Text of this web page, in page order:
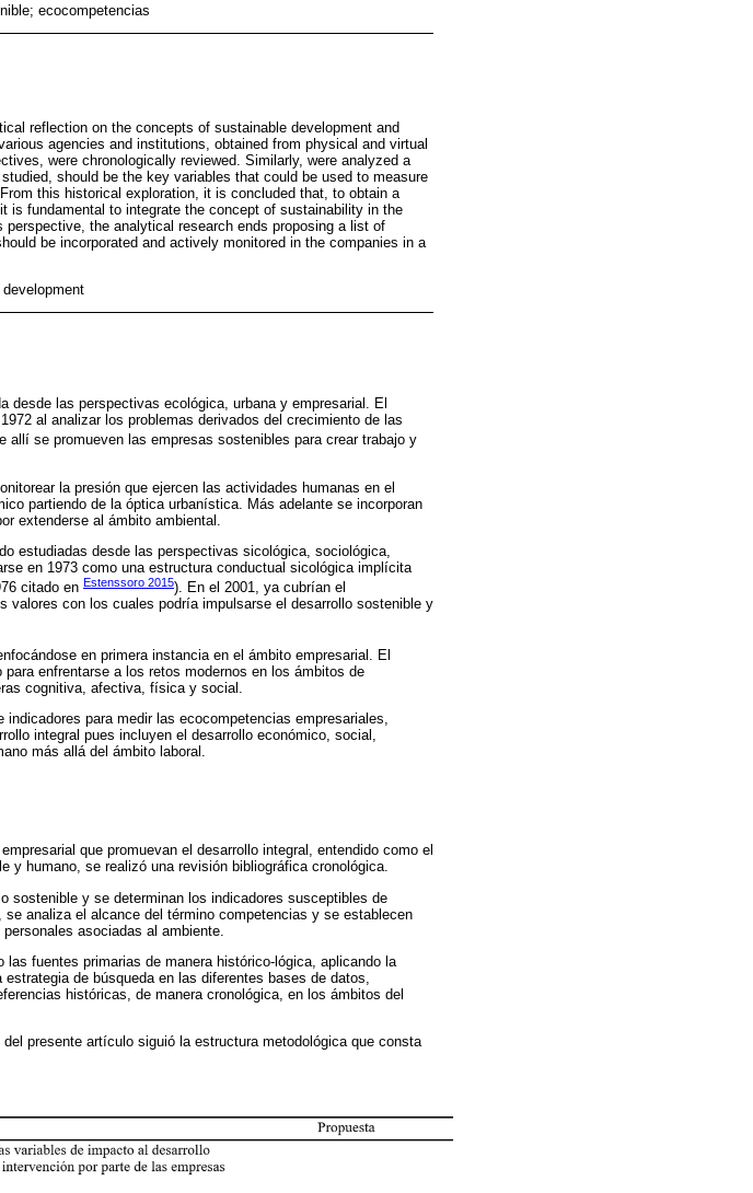
ecocompetencias
reflection on the concepts of sustainable development and
agencies and institutions, obtained from physical and virtual
were chronologically reviewed. Similarly, were analyzed a
should be the key variables that could be used to measure
this historical exploration, it is concluded that, to obtain a
is fundamental to integrate the concept of sustainability in the
the analytical research ends proposing a list of
be incorporated and actively monitored in the companies in a
desde las perspectivas ecológica, urbana y empresarial. El
al analizar los problemas derivados del crecimiento de las
allí se promueven las empresas sostenibles para crear trabajo y
la presión que ejercen las actividades humanas en el
partiendo de la óptica urbanística. Más adelante se incorporan
extenderse al ámbito ambiental.
estudiadas desde las perspectivas sicológica, sociológica,
en 1973 como una estructura conductual sicológica implícita
citado en Estenssoro 2015). En el 2001, ya cubrían el
con los cuales podría impulsarse el desarrollo sostenible y
en primera instancia en el ámbito empresarial. El
enfrentarse a los retos modernos en los ámbitos de
cognitiva, afectiva, física y social.
para medir las ecocompetencias empresariales,
integral pues incluyen el desarrollo económico, social,
más allá del ámbito laboral.
que promuevan el desarrollo integral, entendido como el
y humano, se realizó una revisión bibliográfica cronológica.
sostenible y se determinan los indicadores susceptibles de
analiza el alcance del término competencias y se establecen
asociadas al ambiente.
fuentes primarias de manera histórico-lógica, aplicando la
de búsqueda en las diferentes bases de datos,
históricas, de manera cronológica, en los ámbitos del
presente artículo siguió la estructura metodológica que consta